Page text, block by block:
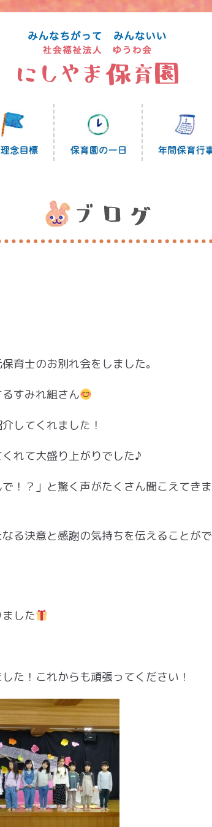
育士のお別れ会をしました。
すみれ組さん
してくれました！
れて大盛り上がりでした♪
！？」と驚く声がたくさん聞こえてきま
る決意と感謝の気持ちを伝えることがで
した
た！これからも頑張ってください！